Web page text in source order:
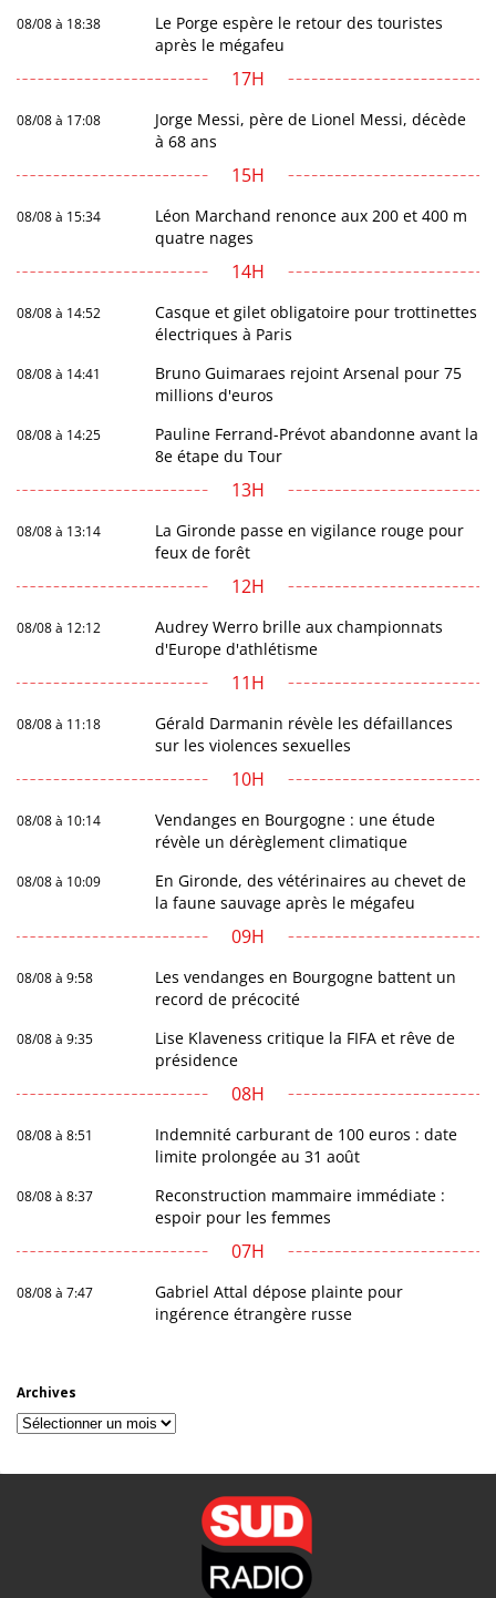
08/08 à 18:38
Le Porge espère le retour des touristes
après le mégafeu
17H
08/08 à 17:08
Jorge Messi, père de Lionel Messi, décède
à 68 ans
15H
08/08 à 15:34
Léon Marchand renonce aux 200 et 400 m
quatre nages
14H
08/08 à 14:52
Casque et gilet obligatoire pour trottinettes
électriques à Paris
08/08 à 14:41
Bruno Guimaraes rejoint Arsenal pour 75
millions d'euros
08/08 à 14:25
Pauline Ferrand-Prévot abandonne avant la
8e étape du Tour
13H
08/08 à 13:14
La Gironde passe en vigilance rouge pour
feux de forêt
12H
08/08 à 12:12
Audrey Werro brille aux championnats
d'Europe d'athlétisme
11H
08/08 à 11:18
Gérald Darmanin révèle les défaillances
sur les violences sexuelles
10H
08/08 à 10:14
Vendanges en Bourgogne : une étude
révèle un dérèglement climatique
08/08 à 10:09
En Gironde, des vétérinaires au chevet de
la faune sauvage après le mégafeu
09H
08/08 à 9:58
Les vendanges en Bourgogne battent un
record de précocité
08/08 à 9:35
Lise Klaveness critique la FIFA et rêve de
présidence
08H
08/08 à 8:51
Indemnité carburant de 100 euros : date
limite prolongée au 31 août
08/08 à 8:37
Reconstruction mammaire immédiate :
espoir pour les femmes
07H
08/08 à 7:47
Gabriel Attal dépose plainte pour
ingérence étrangère russe
Archives
Archives